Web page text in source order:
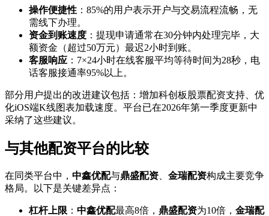
操作便捷性 ：85%的用户表示开户与交易流程流畅，无
需线下办理。
资金到账速度 ：提现申请通常在30分钟内处理完毕，大
额资金（超过50万元）最迟2小时到账。
客服响应 ：7×24小时在线客服平均等待时间为28秒，电
话客服接通率95%以上。
部分用户提出的改进建议包括：增加科创板股票配资支持、优
化iOS端K线图表加载速度。平台已在2026年第一季度更新中
采纳了这些建议。
与其他配资平台的比较
在同类平台中， 中鑫优配与鼎盛配资 金瑞配资构成主要竞争
格局。以下是关键差异点：
杠杆上限 ： 中鑫优配最高8倍， 鼎盛配资为10倍， 金瑞配